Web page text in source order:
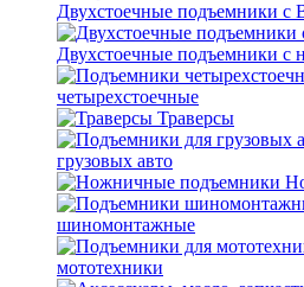
Двухстоечные подъемники с
Двухстоечные подъемники с
четырехстоечные
Траверсы
грузовых авто
шиномонтажные
мототехники